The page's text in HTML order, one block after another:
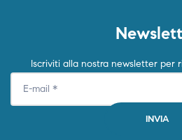
Iscriviti alla nostra newsletter per